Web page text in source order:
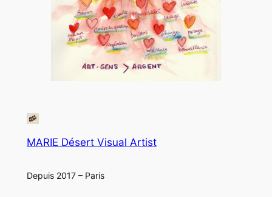
MARIE Désert Visual Artist
Depuis 2017 – Paris